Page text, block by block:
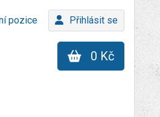
pozice Přihlásit se
0 Kč